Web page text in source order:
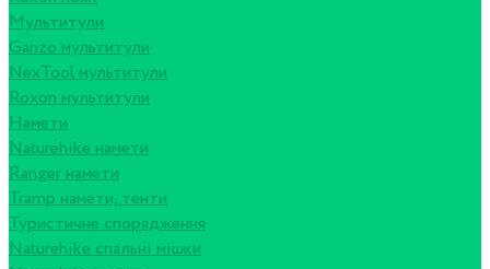
Мультитули
Ganzo мультитули
NexTool мультитули
Roxon мультитули
Намети
Naturehike намети
Ranger намети
Tramp намети, тенти
Туристичне спорядження
Naturehike спальні мішки